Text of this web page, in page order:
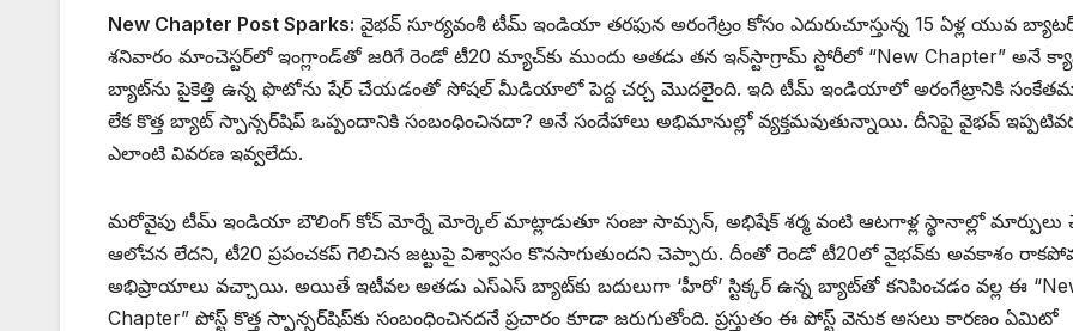
New Chapter Post Sparks: వైభవ్ సూర్యవంశీ టీమ్ ఇండియా తరఫున అరంగేట్రం కోసం ఎదురుచూస్తున్న 15 ఏళ్ల యువ
శనివారం మాంచెస్టర్‌లో ఇంగ్లాండ్‌తో జరిగే రెండో టీ20 మ్యాచ్‌కు ముందు అతడు తన ఇన్‌స్టాగ్రామ్ స్టోరీలో “New Chapter” అనే
బ్యాట్‌ను పైకెత్తి ఉన్న ఫొటోను షేర్ చేయడంతో సోషల్ మీడియాలో పెద్ద చర్చ మొదలైంది. ఇది టీమ్ ఇండియాలో అరంగేట్రానికి
లేక కొత్త బ్యాట్ స్పాన్సర్‌షిప్ ఒప్పందానికి సంబంధించినదా? అనే సందేహాలు అభిమానుల్లో వ్యక్తమవుతున్నాయి. దీనిపై వైభవ్
ఎలాంటి వివరణ ఇవ్వలేదు.
మరోవైపు టీమ్ ఇండియా బౌలింగ్ కోచ్ మోర్నే మోర్కెల్ మాట్లాడుతూ సంజు సామ్సన్, అభిషేక్ శర్మ వంటి ఆటగాళ్ల స్థానాల్లో మార్పులు
ఆలోచన లేదని, టీ20 ప్రపంచకప్ గెలిచిన జట్టుపై విశ్వాసం కొనసాగుతుందని చెప్పారు. దీంతో రెండో టీ20లో వైభవ్‌కు అవకాశం
అభిప్రాయాలు వచ్చాయి. అయితే ఇటీవల అతడు ఎస్‌ఎస్ బ్యాట్‌కు బదులుగా ‘హీరో’ స్టిక్కర్ ఉన్న బ్యాట్‌తో కనిపించడం వల్ల ఈ
Chapter” పోస్ట్ కొత్త స్పాన్సర్‌షిప్‌కు సంబంధించినదనే ప్రచారం కూడా జరుగుతోంది. ప్రస్తుతం ఈ పోస్ట్ వెనుక అసలు కారణం ఏమిటో